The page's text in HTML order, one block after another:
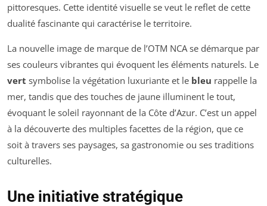
pittoresques. Cette identité visuelle se veut le reflet de cette
dualité fascinante qui caractérise le territoire.
La nouvelle image de marque de l’OTM NCA se démarque par
ses couleurs vibrantes qui évoquent les éléments naturels. Le
vert symbolise la végétation luxuriante et le bleu rappelle la
mer, tandis que des touches de jaune illuminent le tout,
évoquant le soleil rayonnant de la Côte d’Azur. C’est un appel
à la découverte des multiples facettes de la région, que ce
soit à travers ses paysages, sa gastronomie ou ses traditions
culturelles.
Une initiative stratégique